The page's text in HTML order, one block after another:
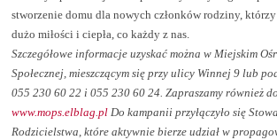
stworzenie domu dla nowych członków rodziny,
dużo miłości i ciepła, co każdy z nas.
Szczegółowe informacje uzyskać można w Miejskim
Społecznej, mieszczącym się przy ulicy Winnej 9 lub
055 230 60 22 i 055 230 60 24. Zapraszamy również
www.mops.elblag.pl Do kampanii przyłączyło się
Rodzicielstwa, które aktywnie bierze udział w